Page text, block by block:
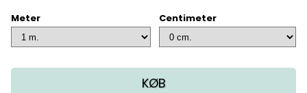
Meter Centimeter
KØB